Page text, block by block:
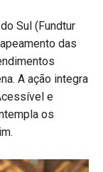
Sul (Fundtur
das
A ação integra
e
os